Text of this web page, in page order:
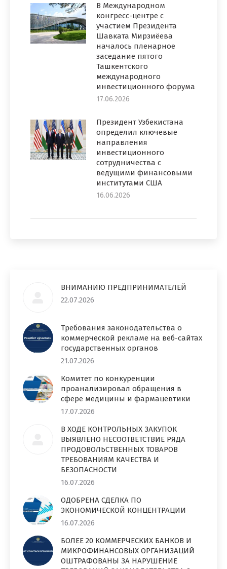
В Международном
конгресс-центре с
участием Президента
Шавката Мирзиёева
началось пленарное
заседание пятого
Ташкентского
международного
инвестиционного форума
17.06.2026
Президент Узбекистана
определил ключевые
направления
инвестиционного
сотрудничества с
ведущими финансовыми
институтами США
16.06.2026
ВНИМАНИЮ ПРЕДПРИНИМАТЕЛЕЙ
22.07.2026
Требования законодательства о
коммерческой рекламе на веб-сайтах
государственных органов
21.07.2026
Комитет по конкуренции
проанализировал обращения в
сфере медицины и фармацевтики
17.07.2026
В ХОДЕ КОНТРОЛЬНЫХ ЗАКУПОК
ВЫЯВЛЕНО НЕСООТВЕТСТВИЕ РЯДА
ПРОДОВОЛЬСТВЕННЫХ ТОВАРОВ
ТРЕБОВАНИЯМ КАЧЕСТВА И
БЕЗОПАСНОСТИ
16.07.2026
ОДОБРЕНА СДЕЛКА ПО
ЭКОНОМИЧЕСКОЙ КОНЦЕНТРАЦИИ
16.07.2026
БОЛЕЕ 20 КОММЕРЧЕСКИХ БАНКОВ И
МИКРОФИНАНСОВЫХ ОРГАНИЗАЦИЙ
ОШТРАФОВАНЫ ЗА НАРУШЕНИЕ